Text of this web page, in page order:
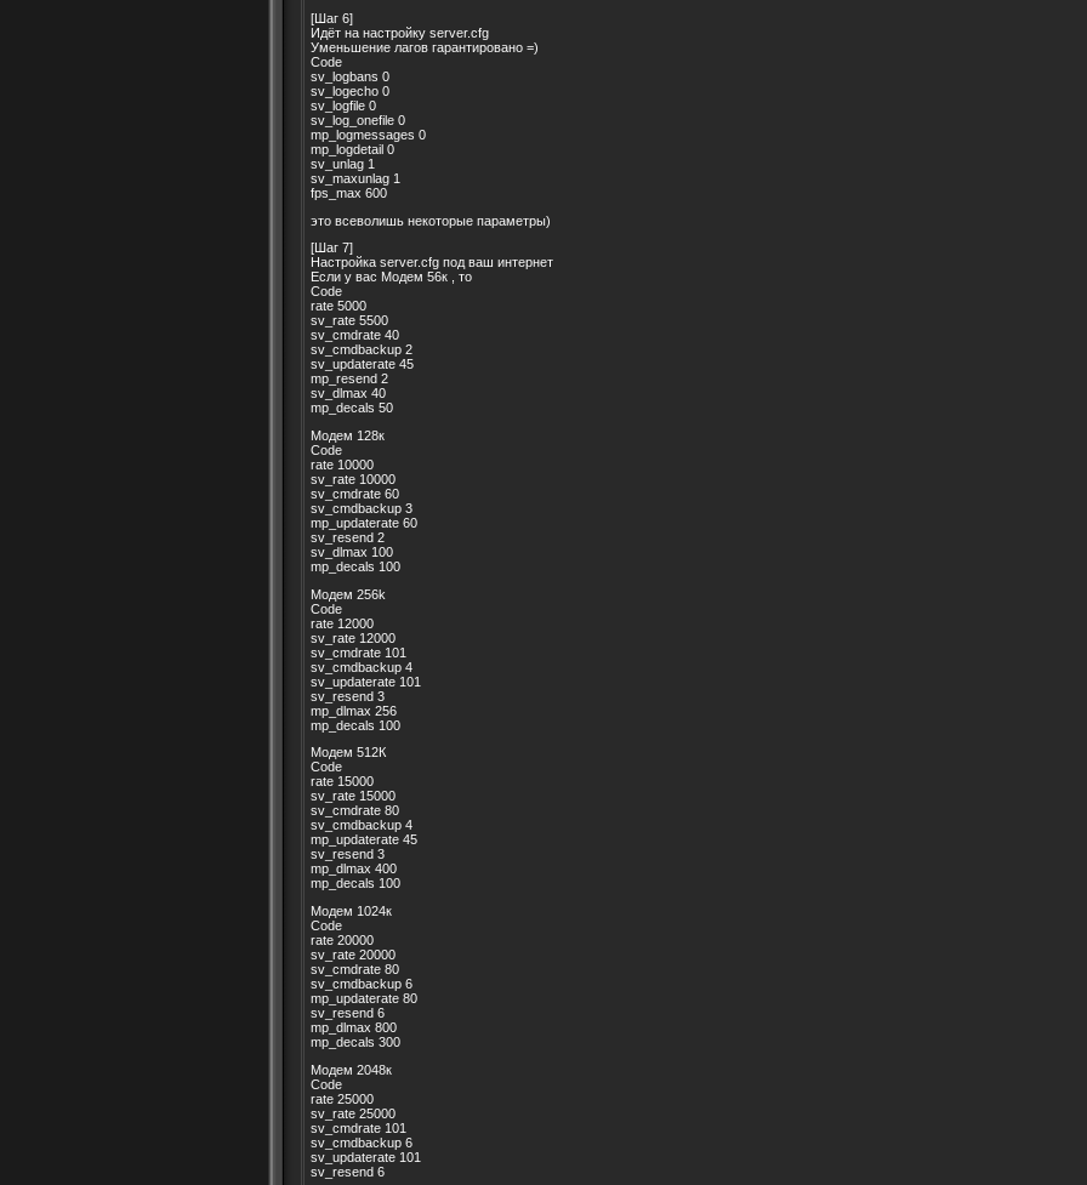
[Шаг 6]
Идёт на настройку server.cfg
Уменьшение лагов гарантировано =)
Code
sv_logbans 0
sv_logecho 0
sv_logfile 0
sv_log_onefile 0
mp_logmessages 0
mp_logdetail 0
sv_unlag 1
sv_maxunlag 1
fps_max 600
это всеволишь некоторые параметры)
[Шаг 7]
Настройка server.cfg под ваш интернет
Если у вас Модем 56к , то
Code
rate 5000
sv_rate 5500
sv_cmdrate 40
sv_cmdbackup 2
sv_updaterate 45
mp_resend 2
sv_dlmax 40
mp_decals 50
Модем 128к
Code
rate 10000
sv_rate 10000
sv_cmdrate 60
sv_cmdbackup 3
mp_updaterate 60
sv_resend 2
sv_dlmax 100
mp_decals 100
Модем 256k
Code
rate 12000
sv_rate 12000
sv_cmdrate 101
sv_cmdbackup 4
sv_updaterate 101
sv_resend 3
mp_dlmax 256
mp_decals 100
Модем 512К
Code
rate 15000
sv_rate 15000
sv_cmdrate 80
sv_cmdbackup 4
mp_updaterate 45
sv_resend 3
mp_dlmax 400
mp_decals 100
Модем 1024к
Code
rate 20000
sv_rate 20000
sv_cmdrate 80
sv_cmdbackup 6
mp_updaterate 80
sv_resend 6
mp_dlmax 800
mp_decals 300
Модем 2048к
Code
rate 25000
sv_rate 25000
sv_cmdrate 101
sv_cmdbackup 6
sv_updaterate 101
sv_resend 6